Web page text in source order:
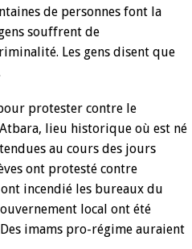
de personnes font la
souffrent de
Les gens disent que
protester contre le
lieu historique où est né
au cours des jours
ont protesté contre
incendié les bureaux du
local ont été
imams pro-régime auraient